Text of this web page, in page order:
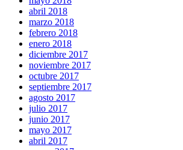
abril 2018
marzo 2018
febrero 2018
enero 2018
diciembre 2017
noviembre 2017
octubre 2017
septiembre 2017
agosto 2017
julio 2017
junio 2017
mayo 2017
abril 2017